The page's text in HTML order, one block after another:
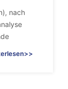
nach